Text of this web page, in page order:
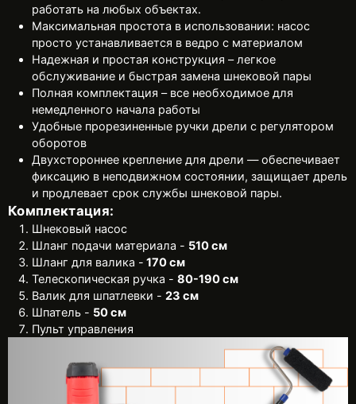
работать на любых объектах.
Максимальная простота в использовании: насос
просто устанавливается в ведро с материалом
Надежная и простая конструкция – легкое
обслуживание и быстрая замена шнековой пары
Полная комплектация – все необходимое для
немедленного начала работы
Удобные прорезиненные ручки дрели с регулятором
оборотов
Двухстороннее крепление для дрели — обеспечивает
фиксацию в неподвижном состоянии, защищает дрель
и продлевает срок службы шнековой пары.
Комплектация:
Шнековый насос
Шланг подачи материала - 510 см
Шланг для валика - 170 см
Телескопическая ручка - 80-190 см
Валик для шпатлевки - 23 см
Шпатель - 50 см
Пульт управления